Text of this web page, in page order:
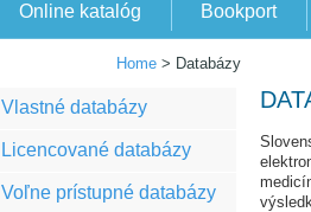
Online katalóg Bookport
Home > Databázy
Vlastné databázy
Licencované databázy
Voľne prístupné databázy